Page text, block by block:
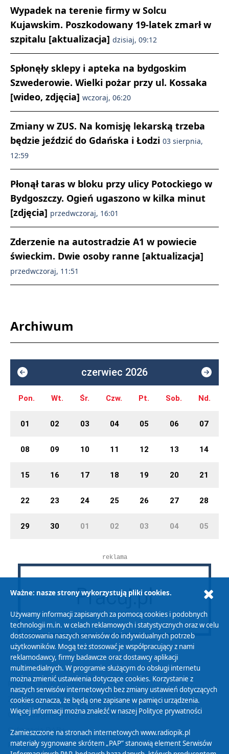
Wypadek na terenie firmy w Solcu
Kujawskim. Poszkodowany 19-latek zmarł w
szpitalu [aktualizacja] dzisiaj, 09:12
Spłonęły sklepy i apteka na bydgoskim
Szwederowie. Wielki pożar przy ul. Kossaka
[wideo, zdjęcia] wczoraj, 06:20
Zmiany w ZUS. Na komisję lekarską trzeba
będzie jeździć do Gdańska i Łodzi 03 sierpnia,
12:59
Płonął taras w bloku przy ulicy Potockiego w
Bydgoszczy. Ogień ugaszono w kilka minut
[zdjęcia] przedwczoraj, 16:01
Zderzenie na autostradzie A1 w powiecie
świeckim. Dwie osoby ranne [aktualizacja]
przedwczoraj, 11:51
Archiwum
czerwiec 2026
Pon. Wt. Śr. Czw. Pt. Sob. Nd.
01 02 03 04 05 06 07
08 09 10 11 12 13 14
15 16 17 18 19 20 21
22 23 24 25 26 27 28
29 30 01 02 03 04 05
reklama
Polityka Prywatności
Zasady korzystania z Serwisu
Organizacje Pożytku Publicznego
Cyfryzacja DAB+
Polityka ochrony danych osobowych
Ważne: nasze strony wykorzystują pliki cookies.
Używamy informacji zapisanych za pomocą cookies i podobnych
technologii m.in. w celach reklamowych i statystycznych oraz w celu
dostosowania naszych serwisów do indywidualnych potrzeb
użytkowników. Mogą też stosować je współpracujący z nami
reklamodawcy, firmy badawcze oraz dostawcy aplikacji
multimedialnych. W programie służącym do obsługi internetu
można zmienić ustawienia dotyczące cookies. Korzystanie z
naszych serwisów internetowych bez zmiany ustawień dotyczących
cookies oznacza, że będą one zapisane w pamięci urządzenia.
Więcej informacji można znaleźć w naszej Polityce prywatności
Zamieszczone na stronach internetowych www.radiopik.pl
materiały sygnowane skrótem „PAP” stanowią element Serwisów